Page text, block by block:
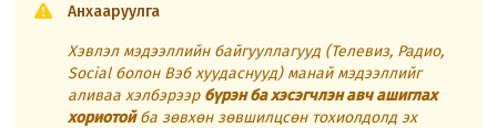
Анхааруулга
Хэвлэл мэдээллийн байгууллагууд (Телевиз, Радио,
Social болон Вэб хуудаснууд) манай мэдээллийг
аливаа хэлбэрээр бүрэн ба хэсэгчлэн авч ашиглах
хориотойба зөвхөн зөвшилцсөн тохиолдолд эх